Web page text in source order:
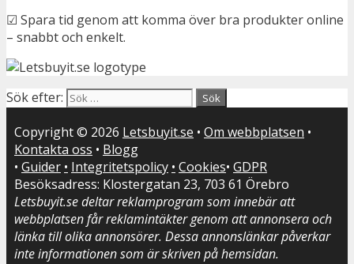
☑ Spara tid genom att komma över bra produkter online
– snabbt och enkelt.
Sök efter:
Copyright © 2026 Letsbuyit.se • Om webbplatsen •
Kontakta oss • Blogg
• Guider • Integritetspolicy • Cookies• GDPR
Besöksadress: Klostergatan 23, 703 61 Örebro
Letsbuyit.se deltar reklamprogram som innebär att
webbplatsen får reklamintäkter genom att annonsera och
länka till olika annonsörer. Dessa annonslänkar påverkar
inte informationen som är skriven på hemsidan.